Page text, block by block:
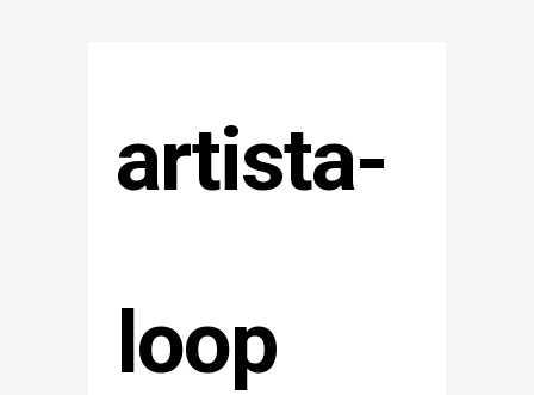
artista-
loop